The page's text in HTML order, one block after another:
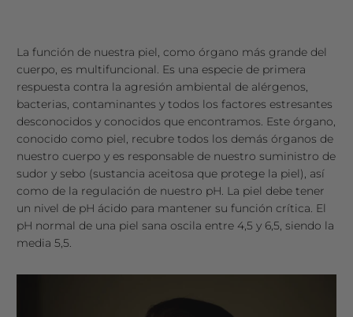
La función de nuestra piel, como órgano más grande del
cuerpo, es multifuncional. Es una especie de primera
respuesta contra la agresión ambiental de alérgenos,
bacterias, contaminantes y todos los factores estresantes
desconocidos y conocidos que encontramos. Este órgano,
conocido como piel, recubre todos los demás órganos de
nuestro cuerpo y es responsable de nuestro suministro de
sudor y sebo (sustancia aceitosa que protege la piel), así
como de la regulación de nuestro pH. La piel debe tener
un nivel de pH ácido para mantener su función crítica. El
pH normal de una piel sana oscila entre 4,5 y 6,5, siendo la
media 5,5.